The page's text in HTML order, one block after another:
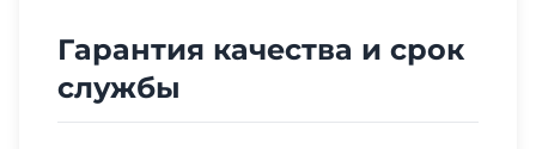
Гарантия качества и срок
службы